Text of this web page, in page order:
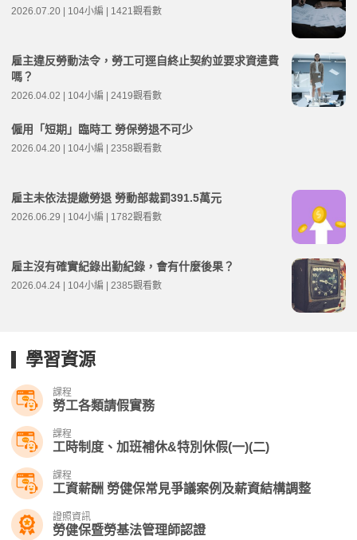
2026.07.20 | 104小編 | 1421觀看數
雇主違反勞動法令，勞工可逕自終止契約並要求資遣費
嗎？
2026.04.02 | 104小編 | 2419觀看數
僱用「短期」臨時工 勞保勞退不可少
2026.04.20 | 104小編 | 2358觀看數
雇主未依法提繳勞退 勞動部裁罰391.5萬元
2026.06.29 | 104小編 | 1782觀看數
雇主沒有確實紀錄出勤紀錄，會有什麼後果？
2026.04.24 | 104小編 | 2385觀看數
學習資源
課程
勞工各類請假實務
課程
工時制度、加班補休&特別休假(一)(二)
課程
工資薪酬 勞健保常見爭議案例及薪資結構調整
證照資訊
勞健保暨勞基法管理師認證